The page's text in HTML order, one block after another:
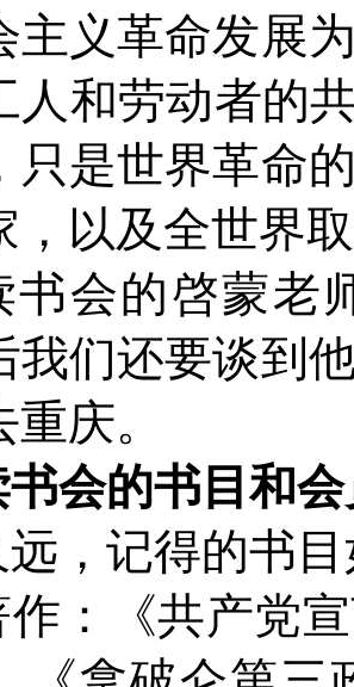
主义革命发展
人和劳动者的
只是世界革命
，以及全世界
书会的啓蒙老
我们还要谈到
庆。
会的书目和
，记得的书
作：《共产党